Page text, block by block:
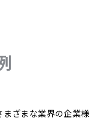
ざまな業界の企業様